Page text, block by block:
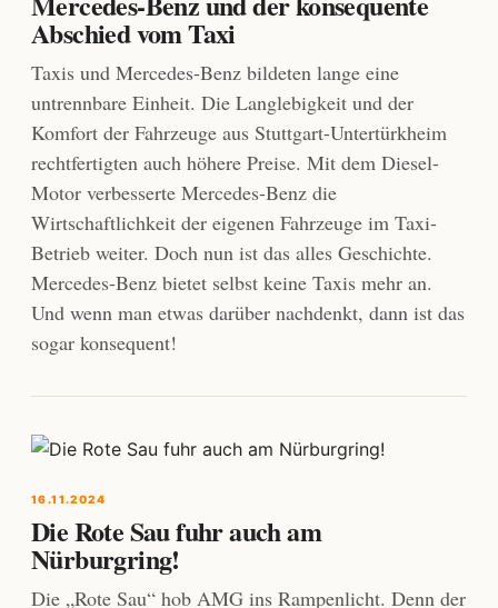
Abschied vom Taxi
Taxis und Mercedes-Benz bildeten lange eine
untrennbare Einheit. Die Langlebigkeit und der
Komfort der Fahrzeuge aus Stuttgart-Untertürkheim
rechtfertigten auch höhere Preise. Mit dem Diesel-
Motor verbesserte Mercedes-Benz die
Wirtschaftlichkeit der eigenen Fahrzeuge im Taxi-
Betrieb weiter. Doch nun ist das alles Geschichte.
Mercedes-Benz bietet selbst keine Taxis mehr an.
Und wenn man etwas darüber nachdenkt, dann ist das
sogar konsequent!
16.11.2024
Die Rote Sau fuhr auch am
Nürburgring!
Die „Rote Sau“ hob AMG ins Rampenlicht. Denn der